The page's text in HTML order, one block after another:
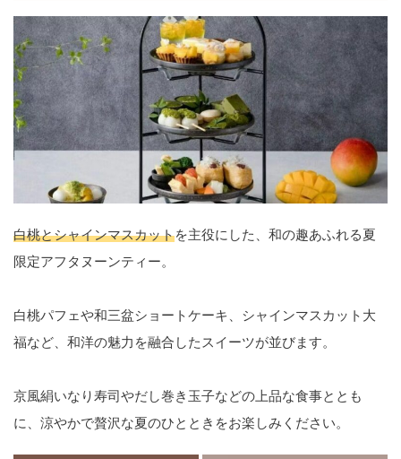
白桃とシャインマスカットを主役にした、和の趣あふれる夏
限定アフタヌーンティー。
白桃パフェや和三盆ショートケーキ、シャインマスカット大
福など、和洋の魅力を融合したスイーツが並びます。
京風絹いなり寿司やだし巻き玉子などの上品な食事ととも
に、涼やかで贅沢な夏のひとときをお楽しみください。